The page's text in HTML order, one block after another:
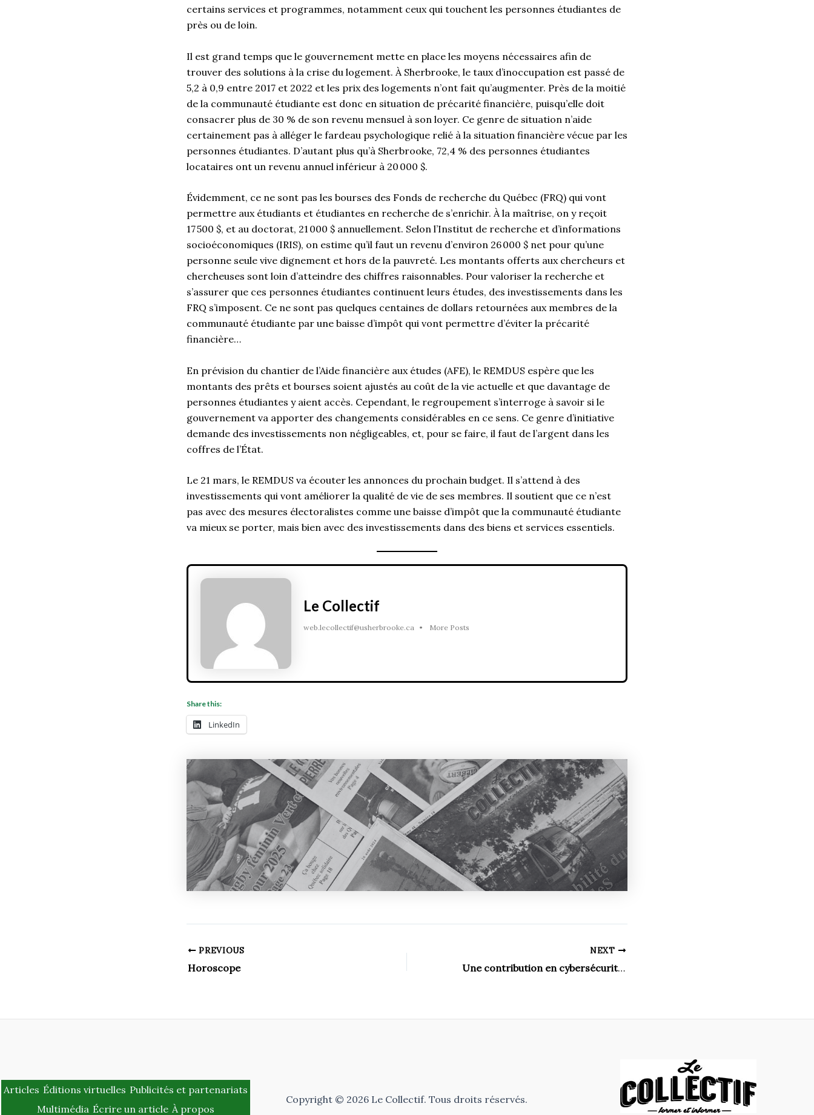
certains services et programmes, notamment ceux qui touchent les personnes étudiantes de
près ou de loin.
Il est grand temps que le gouvernement mette en place les moyens nécessaires afin de
trouver des solutions à la crise du logement. À Sherbrooke, le taux d’inoccupation est passé de
5,2 à 0,9 entre 2017 et 2022 et les prix des logements n’ont fait qu’augmenter. Près de la moitié
de la communauté étudiante est donc en situation de précarité financière, puisqu’elle doit
consacrer plus de 30 % de son revenu mensuel à son loyer. Ce genre de situation n’aide
certainement pas à alléger le fardeau psychologique relié à la situation financière vécue par les
personnes étudiantes. D’autant plus qu’à Sherbrooke, 72,4 % des personnes étudiantes
locataires ont un revenu annuel inférieur à 20 000 $.
Évidemment, ce ne sont pas les bourses des Fonds de recherche du Québec (FRQ) qui vont
permettre aux étudiants et étudiantes en recherche de s’enrichir. À la maîtrise, on y reçoit
17 500 $, et au doctorat, 21 000 $ annuellement. Selon l’Institut de recherche et d’informations
socioéconomiques (IRIS), on estime qu’il faut un revenu d’environ 26 000 $ net pour qu’une
personne seule vive dignement et hors de la pauvreté. Les montants offerts aux chercheurs et
chercheuses sont loin d’atteindre des chiffres raisonnables. Pour valoriser la recherche et
s’assurer que ces personnes étudiantes continuent leurs études, des investissements dans les
FRQ s’imposent. Ce ne sont pas quelques centaines de dollars retournées aux membres de la
communauté étudiante par une baisse d’impôt qui vont permettre d’éviter la précarité
financière…
En prévision du chantier de l’Aide financière aux études (AFE), le REMDUS espère que les
montants des prêts et bourses soient ajustés au coût de la vie actuelle et que davantage de
personnes étudiantes y aient accès. Cependant, le regroupement s’interroge à savoir si le
gouvernement va apporter des changements considérables en ce sens. Ce genre d’initiative
demande des investissements non négligeables, et, pour se faire, il faut de l’argent dans les
coffres de l’État.
Le 21 mars, le REMDUS va écouter les annonces du prochain budget. Il s’attend à des
investissements qui vont améliorer la qualité de vie de ses membres. Il soutient que ce n’est
pas avec des mesures électoralistes comme une baisse d’impôt que la communauté étudiante
va mieux se porter, mais bien avec des investissements dans des biens et services essentiels.
Le Collectif
web.lecollectif@usherbrooke.ca • More Posts
Share this:
LinkedIn
PREVIOUS
Horoscope
NEXT
Une contribution en cybersécurité importante pour le Canada
Articles Éditions virtuelles Publicités et partenariats
Multimédia Écrire un article À propos
Copyright © 2026 Le Collectif. Tous droits réservés.